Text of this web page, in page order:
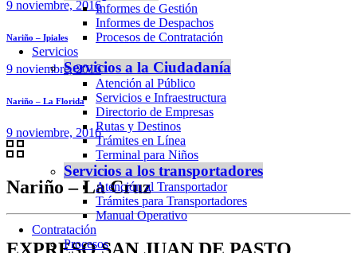
Informes de Gestión
Informes de Despachos
Procesos de Contratación
Servicios
Servicios a la Ciudadanía
Atención al Público
Servicios e Infraestructura
Directorio de Empresas
Rutas y Destinos
Trámites en Línea
Terminal para Niños
Servicios a los transportadores
Atención al Transportador
Trámites para Transportadores
Manual Operativo
Contratación
Procesos
9 noviembre, 2016
Nariño – Ipiales
9 noviembre, 2016
Nariño – La Florida
9 noviembre, 2016
Nariño – La Cruz